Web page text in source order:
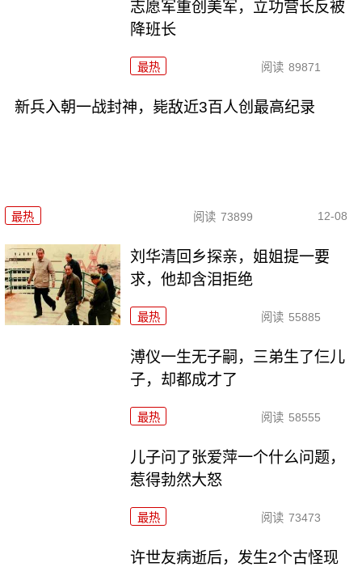
志愿军重创美军，立功营长反被
降班长
最热 阅读 89871
新兵入朝一战封神，毙敌近3百人创最高纪录
最热 阅读 73899 12-08
刘华清回乡探亲，姐姐提一要
求，他却含泪拒绝
最热 阅读 55885
溥仪一生无子嗣，三弟生了仨儿
子，却都成才了
最热 阅读 58555
儿子问了张爱萍一个什么问题，
惹得勃然大怒
最热 阅读 73473
许世友病逝后，发生2个古怪现